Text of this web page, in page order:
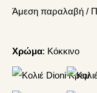
Άμεση παραλαβή /
Χρώμα: Κόκκινο